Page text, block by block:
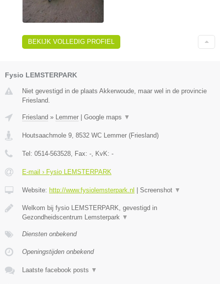
BEKIJK VOLLEDIG PROFIEL
Fysio LEMSTERPARK
Niet gevestigd in de plaats Akkerwoude, maar wel in de provincie
Friesland.
Friesland » Lemmer Google maps ▼
Houtsaachmole 9, 8532 WC Lemmer (Friesland)
Tel: 0514-563528, Fax: -, KvK: -
E-mail › Fysio LEMSTERPARK
Website: http://www.fysiolemsterpark.nl Screenshot ▼
Welkom bij fysio LEMSTERPARK, gevestigd in
Gezondheidscentrum Lemsterpark ▼
Diensten onbekend
Openingstijden onbekend
Laatste facebook posts ▼